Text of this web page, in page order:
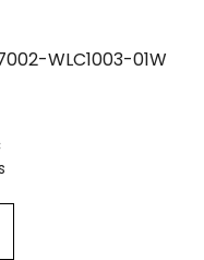
WLC1003-01W